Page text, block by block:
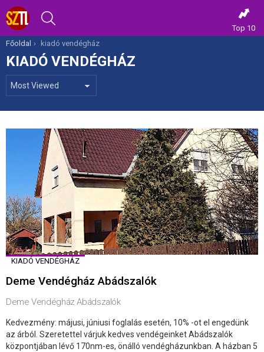
Top 10
Itt vagy most:
Főoldal kiadó vendégház
KIADÓ VENDÉGHÁZ
VIEWED
KIADÓ VENDÉGHÁZ
Deme Vendégház Abádszalók
Deme Vendégház Abádszalók
Kedvezmény: májusi, júniusi foglalás esetén, 10% -ot el engedünk
az árból. Szeretettel várjuk kedves vendégeinket Abádszalók
központjában lévő 170nm-es, önálló vendégházunkban. A házban 5